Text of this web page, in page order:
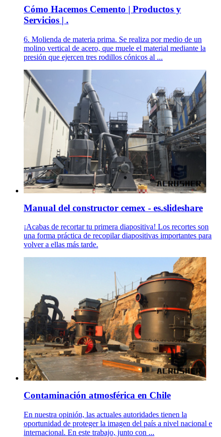
Cómo Hacemos Cemento | Productos y
Servicios | .
6. Molienda de materia prima. Se realiza por medio de un
molino vertical de acero, que muele el material mediante la
presión que ejercen tres rodillos cónicos al ...
Manual del constructor cemex - es.slideshare
¡Acabas de recortar tu primera diapositiva! Los recortes son
una forma práctica de recopilar diapositivas importantes para
volver a ellas más tarde.
Contaminación atmosférica en Chile
En nuestra opinión, las actuales autoridades tienen la
oportunidad de proteger la imagen del país a nivel nacional e
internacional. En este trabajo, junto con ...